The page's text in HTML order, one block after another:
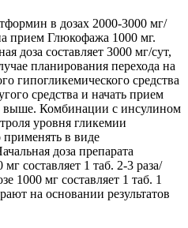
в дозах 2000-3000 мг/
прием Глюкофажа 1000 мг.
доза составляет 3000 мг/сут,
планирования перехода на
гипогликемического средства
средства и начать прием
выше. Комбинации с инсулином
уровня гликемии
в виде
доза препарата
составляет 1 таб. 2-3 раза/
1000 мг составляет 1 таб. 1
на основании результатов